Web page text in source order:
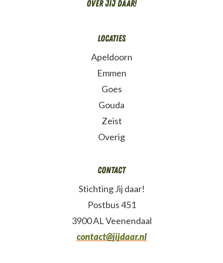
Over Jij daar!
Locaties
Apeldoorn
Emmen
Goes
Gouda
Zeist
Overig
Contact
Stichting Jij daar!
Postbus 451
3900 AL Veenendaal
contact@jijdaar.nl